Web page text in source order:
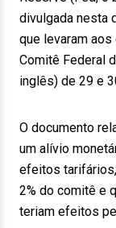
divulgada nesta
que levaram
Comitê Federal
inglês) de 29 e
O documento
um alívio
efeitos
2% do comitê e
teriam efeitos